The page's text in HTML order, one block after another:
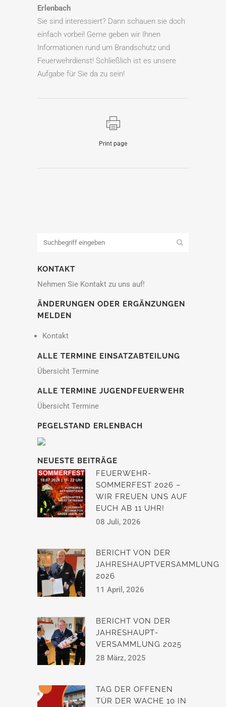
Erlenbach
Sie sind interessiert? Dann schauen sie doch
einfach vorbei! Gerne geben wir Ihnen
Informationen rund um Brandschutz und
Feuerwehrdienst! Schließlich ist es unsere
Aufgabe für Sie da zu sein!
Print page
KONTAKT
Nehmen Sie Kontakt zu uns auf!
ÄNDERUNGEN ODER ERGÄNZUNGEN
MELDEN
Kontakt
ALLE TERMINE EINSATZABTEILUNG
Übersicht Termine
ALLE TERMINE JUGENDFEUERWEHR
Übersicht Termine
PEGELSTAND ERLENBACH
NEUESTE BEITRÄGE
FEUERWEHR-
SOMMERFEST 2026 –
WIR FREUEN UNS AUF
EUCH AB 11 UHR!
08 Juli, 2026
BERICHT VON DER
JAHRESHAUPTVERSAMMLUNG
2026
11 April, 2026
BERICHT VON DER
JAHRESHAUPT­
VERSAMMLUNG 2025
28 März, 2025
TAG DER OFFENEN
TÜR DER WACHE 10 IN